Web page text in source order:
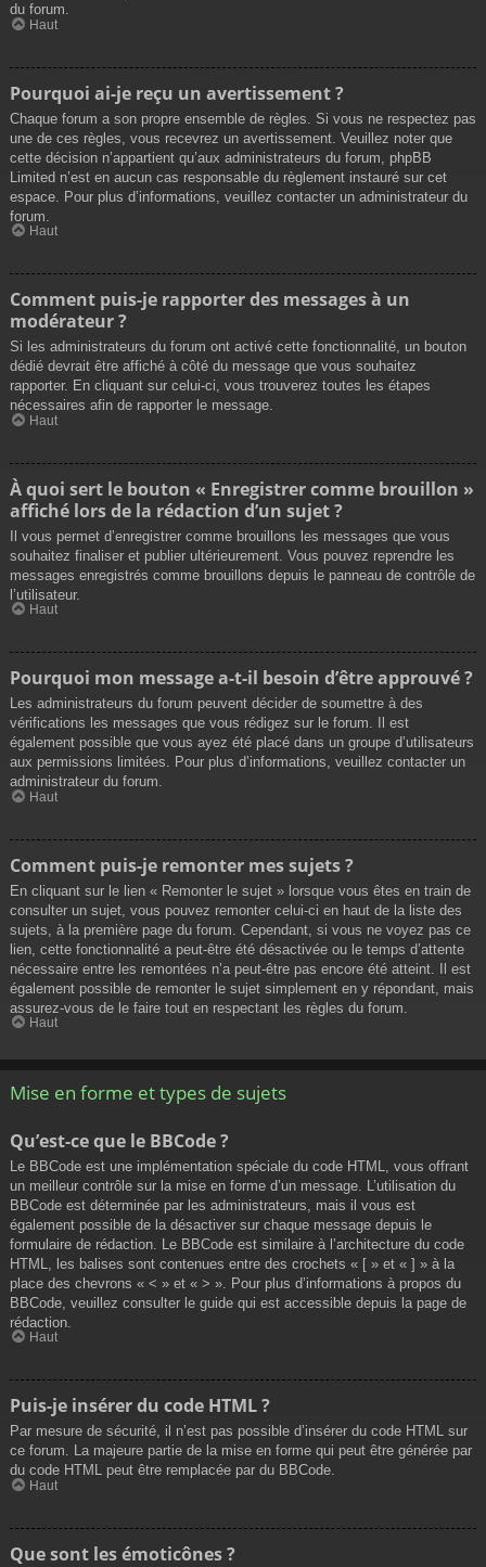
du forum.
Haut
Pourquoi ai-je reçu un avertissement ?
Chaque forum a son propre ensemble de règles. Si vous ne respectez pas
une de ces règles, vous recevrez un avertissement. Veuillez noter que
cette décision n’appartient qu’aux administrateurs du forum, phpBB
Limited n’est en aucun cas responsable du règlement instauré sur cet
espace. Pour plus d’informations, veuillez contacter un administrateur du
forum.
Haut
Comment puis-je rapporter des messages à un
modérateur ?
Si les administrateurs du forum ont activé cette fonctionnalité, un bouton
dédié devrait être affiché à côté du message que vous souhaitez
rapporter. En cliquant sur celui-ci, vous trouverez toutes les étapes
nécessaires afin de rapporter le message.
Haut
À quoi sert le bouton « Enregistrer comme brouillon »
affiché lors de la rédaction d’un sujet ?
Il vous permet d’enregistrer comme brouillons les messages que vous
souhaitez finaliser et publier ultérieurement. Vous pouvez reprendre les
messages enregistrés comme brouillons depuis le panneau de contrôle de
l’utilisateur.
Haut
Pourquoi mon message a-t-il besoin d’être approuvé ?
Les administrateurs du forum peuvent décider de soumettre à des
vérifications les messages que vous rédigez sur le forum. Il est
également possible que vous ayez été placé dans un groupe d’utilisateurs
aux permissions limitées. Pour plus d’informations, veuillez contacter un
administrateur du forum.
Haut
Comment puis-je remonter mes sujets ?
En cliquant sur le lien « Remonter le sujet » lorsque vous êtes en train de
consulter un sujet, vous pouvez remonter celui-ci en haut de la liste des
sujets, à la première page du forum. Cependant, si vous ne voyez pas ce
lien, cette fonctionnalité a peut-être été désactivée ou le temps d’attente
nécessaire entre les remontées n’a peut-être pas encore été atteint. Il est
également possible de remonter le sujet simplement en y répondant, mais
assurez-vous de le faire tout en respectant les règles du forum.
Haut
Mise en forme et types de sujets
Qu’est-ce que le BBCode ?
Le BBCode est une implémentation spéciale du code HTML, vous offrant
un meilleur contrôle sur la mise en forme d’un message. L’utilisation du
BBCode est déterminée par les administrateurs, mais il vous est
également possible de la désactiver sur chaque message depuis le
formulaire de rédaction. Le BBCode est similaire à l’architecture du code
HTML, les balises sont contenues entre des crochets « [ » et « ] » à la
place des chevrons « < » et « > ». Pour plus d’informations à propos du
BBCode, veuillez consulter le guide qui est accessible depuis la page de
rédaction.
Haut
Puis-je insérer du code HTML ?
Par mesure de sécurité, il n’est pas possible d’insérer du code HTML sur
ce forum. La majeure partie de la mise en forme qui peut être générée par
du code HTML peut être remplacée par du BBCode.
Haut
Que sont les émoticônes ?